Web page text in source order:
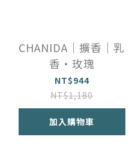
CHANIDA｜擴香｜乳
香・玫瑰
NT$944
NT$1,180
加入購物車